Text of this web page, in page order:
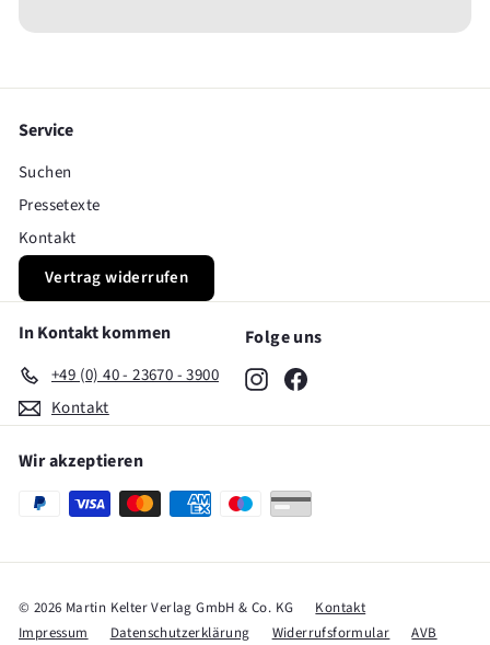
Service
Suchen
Pressetexte
Kontakt
Vertrag widerrufen
In Kontakt kommen
+49 (0) 40 - 23670 - 3900
Kontakt
Folge uns
InstagramFacebook
Wir akzeptieren
© 2026 Martin Kelter Verlag GmbH & Co. KG
Kontakt
Impressum
Datenschutzerklärung Widerrufsformular AVB